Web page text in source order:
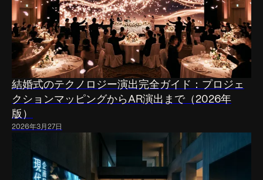
結婚式のテクノロジー演出完全ガイド：プロジェ
クションマッピングからAR演出まで（2026年
版）
2026年3月27日